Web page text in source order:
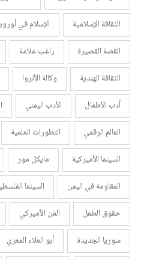
الثقافة الإسلامية
الإسلام في
القصة القصيرة
راغب علامة
الثقافة الهندية
وكالة الأنروا
أدب الأطفال
الأدب اليمني
العالم الرقمي
التطورات العلمية
السينما الأميركية
مايكل مور
المقاومة في اليمن
السينما
حقوق الطفل
الفن الأميركي
سوريا الجديدة
أبو العلاء المعري